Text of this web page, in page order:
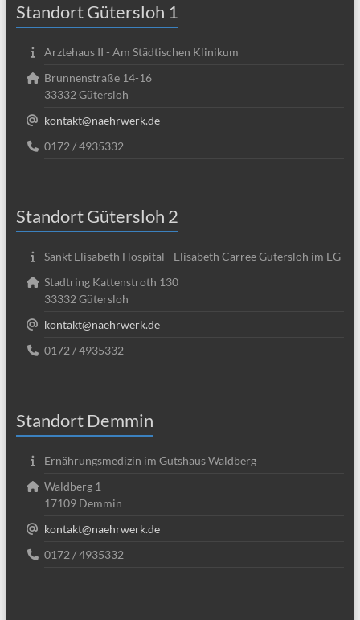
Standort Gütersloh 1
Ärztehaus II - Am Städtischen Klinikum
Brunnenstraße 14-16
33332 Gütersloh
kontakt@naehrwerk.de
0172 / 4935332
Standort Gütersloh 2
Sankt Elisabeth Hospital - Elisabeth Carree Gütersloh im EG
Stadtring Kattenstroth 130
33332 Gütersloh
kontakt@naehrwerk.de
0172 / 4935332
Standort Demmin
Ernährungsmedizin im Gutshaus Waldberg
Waldberg 1
17109 Demmin
kontakt@naehrwerk.de
0172 / 4935332